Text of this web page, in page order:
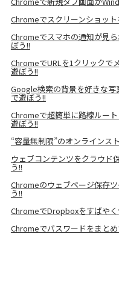
Chromeでスクリーンショッ
Chromeでスマホの通知が見
ぼう!!
ChromeでURLを1クリックで
遊ぼう!!
Google検索の背景を好きな
で遊ぼう!!
Chromeで超簡単に路線ルー
遊ぼう!!
“容量無制限”のオンラインス
ウェブコンテンツをクラウド
う!!
Chromeのウェブページ保存
う!!
ChromeでDropboxをすばや
Chromeでパスワードをまと